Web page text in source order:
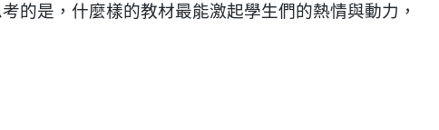
的是，什麼樣的教材最能激起學生們的熱情與動力，